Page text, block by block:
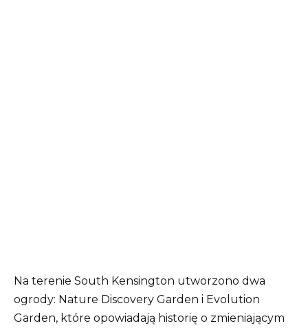
Na terenie South Kensington utworzono dwa
ogrody: Nature Discovery Garden i Evolution
Garden, które opowiadają historię o zmieniającym